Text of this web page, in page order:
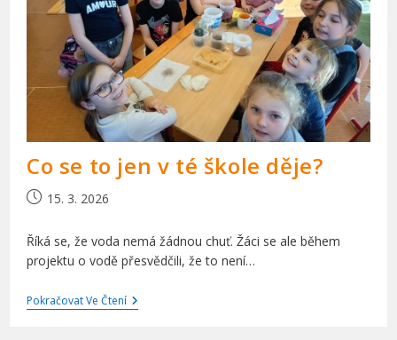
Co se to jen v té škole děje?
Příspěvek
publikován
15. 3. 2026
Říká se, že voda nemá žádnou chuť. Žáci se ale během
projektu o vodě přesvědčili, že to není…
Pokračovat Ve ČteníCo
Se